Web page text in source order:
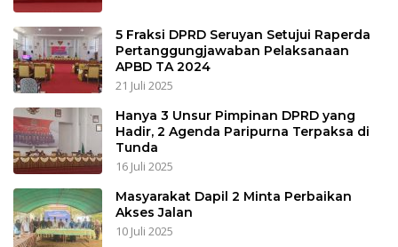
5 Fraksi DPRD Seruyan Setujui Raperda
Pertanggungjawaban Pelaksanaan
APBD TA 2024
21 Juli 2025
Hanya 3 Unsur Pimpinan DPRD yang
Hadir, 2 Agenda Paripurna Terpaksa di
Tunda
16 Juli 2025
Masyarakat Dapil 2 Minta Perbaikan
Akses Jalan
10 Juli 2025